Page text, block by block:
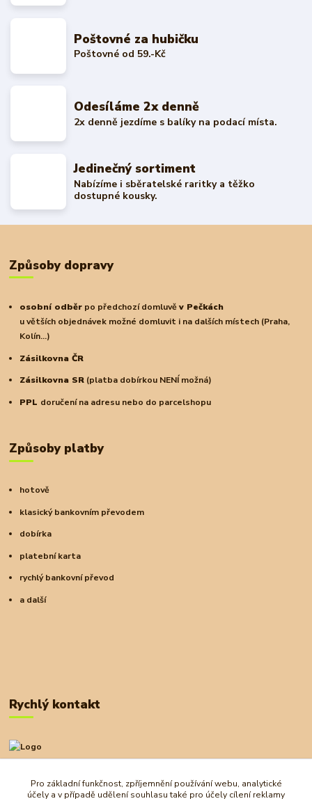
Poštovné za hubičku
Poštovné od 59.-Kč
Odesíláme 2x denně
2x denně jezdíme s balíky na podací místa.
Jedinečný sortiment
Nabízíme i sběratelské raritky a těžko
dostupné kousky.
Způsoby dopravy
osobní odběr po předchozí domluvěv Pečkách
u větších objednávek možné domluvit i na dalších místech (Praha,
Kolín...)
Zásilkovna ČR
Zásilkovna SR (platba dobírkou NENÍ možná)
PPL doručení na adresu nebo do parcelshopu
Způsoby platby
hotově
klasický bankovním převodem
dobírka
platební karta
rychlý bankovní převod
a další
Rychlý kontakt
+420 727 972 830
Pro základní funkčnost, zpříjemnění používání webu, analytické
účely a v případě udělení souhlasu také pro účely cílení reklamy